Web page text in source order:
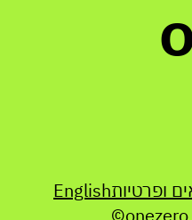
ופרטיותEnglish
©onezero